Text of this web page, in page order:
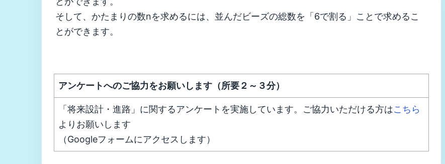
そして、かたまりの数nを求めるには、並んだビーズの総数を「6で割る」ことで求めるこ
とができます。
アンケートへのご協力をお願いします（所要２～３分）
「将来設計・進路」に関するアンケートを実施しています。ご協力いただける方はこちら
よりお願いします
（Googleフォームにアクセスします）